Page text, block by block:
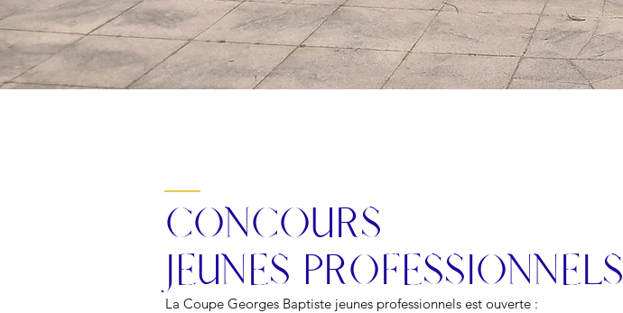
CONCOURS
JEUNES PROFESSIONNELS
La Coupe Georges Baptiste jeunes professionnels est ouverte :